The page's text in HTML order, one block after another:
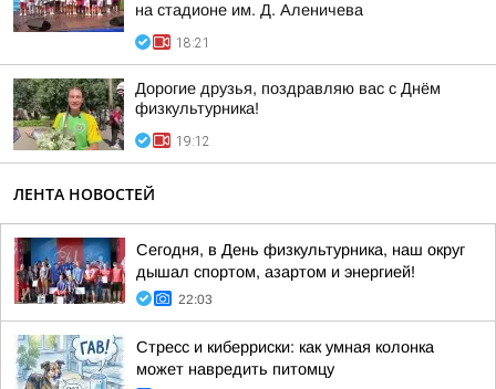
на стадионе им. Д. Аленичева
18:21
Дорогие друзья, поздравляю вас с Днём
физкультурника!
19:12
ЛЕНТА НОВОСТЕЙ
Сегодня, в День физкультурника, наш округ
дышал спортом, азартом и энергией!
22:03
Стресс и киберриски: как умная колонка
может навредить питомцу